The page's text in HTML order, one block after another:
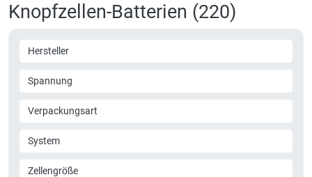
Knopfzellen-Batterien (220)
Hersteller
Spannung
Verpackungsart
System
Zellengröße